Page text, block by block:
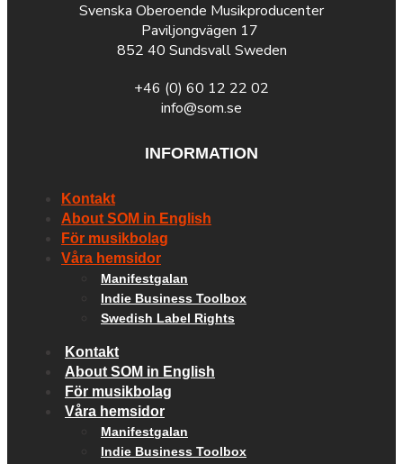
Svenska Oberoende Musikproducenter
Paviljongvägen 17
852 40 Sundsvall Sweden
+46 (0) 60 12 22 02
info@som.se
INFORMATION
Kontakt
About SOM in English
För musikbolag
Våra hemsidor
Manifestgalan
Indie Business Toolbox
Swedish Label Rights
Kontakt
About SOM in English
För musikbolag
Våra hemsidor
Manifestgalan
Indie Business Toolbox